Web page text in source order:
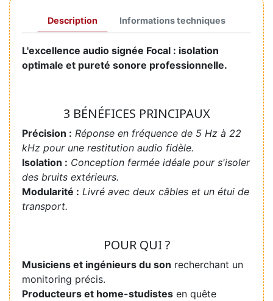
Description Informations techniques
L'excellence audio signée Focal : isolation
optimale et pureté sonore professionnelle.
3 BÉNÉFICES PRINCIPAUX
Précision : Réponse en fréquence de 5 Hz à 22
kHz pour une restitution audio fidèle.
Isolation : Conception fermée idéale pour s'isoler
des bruits extérieurs.
Modularité : Livré avec deux câbles et un étui de
transport.
POUR QUI ?
Musiciens et ingénieurs du son recherchant un
monitoring précis.
Producteurs et home-studistes en quête